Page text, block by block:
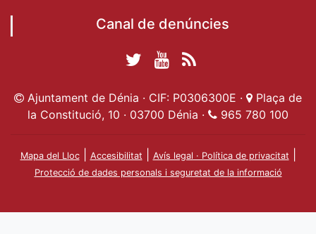
Canal de denúncies
de Dénia
Twitter Ajuntament
de Dénia
Ajuntament de
Dénia
Actualitat
Ajuntament
Ajuntament de Dénia · CIF: P0306300E ·
Plaça de
la Constitució, 10 · 03700 Dénia ·
965 780 100
Mapa del Lloc| Accesibilitat Avís legal · Política de privacitat
Protecció de dades personals i seguretat de la informació